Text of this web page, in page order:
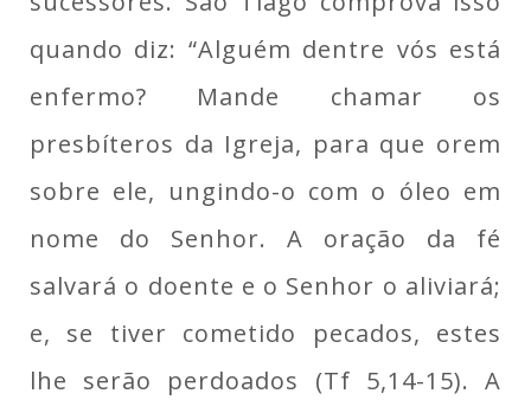
quando diz: “Alguém dentre vós está
enfermo? Mande chamar os
presbíteros da Igreja, para que orem
sobre ele, ungindo-o com o óleo em
nome do Senhor. A oração da fé
salvará o doente e o Senhor o aliviará;
e, se tiver cometido pecados, estes
lhe serão perdoados (Tf 5,14-15). A